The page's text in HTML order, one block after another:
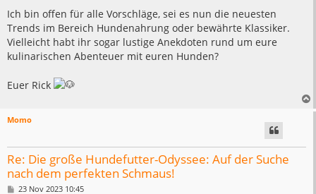
Ich bin offen für alle Vorschläge, sei es nun die neuesten
Trends im Bereich Hundenahrung oder bewährte Klassiker.
Vielleicht habt ihr sogar lustige Anekdoten rund um eure
kulinarischen Abenteuer mit euren Hunden?
Euer Rick
Momo
Re: Die große Hundefutter-Odyssee: Auf der Suche
nach dem perfekten Schmaus!
B23 Nov 2023 10:45